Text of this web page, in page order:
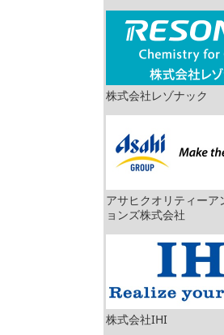
株式会社レゾナック
アサヒクオリティーア
ョンズ株式会社
株式会社IHI